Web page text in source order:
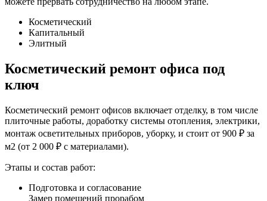
Косметический
Капитальный
Элитный
Косметический ремонт офиса под
ключ
Косметический ремонт офисов включает отделку, в том числе
плиточные работы, доработку системы отопления, электрики,
монтаж осветительных приборов, уборку, и стоит от 900 ₽ за
м2 (от 2 000 ₽ с материалами).
Этапы и состав работ:
Подготовка и согласование
Замер помещений прорабом